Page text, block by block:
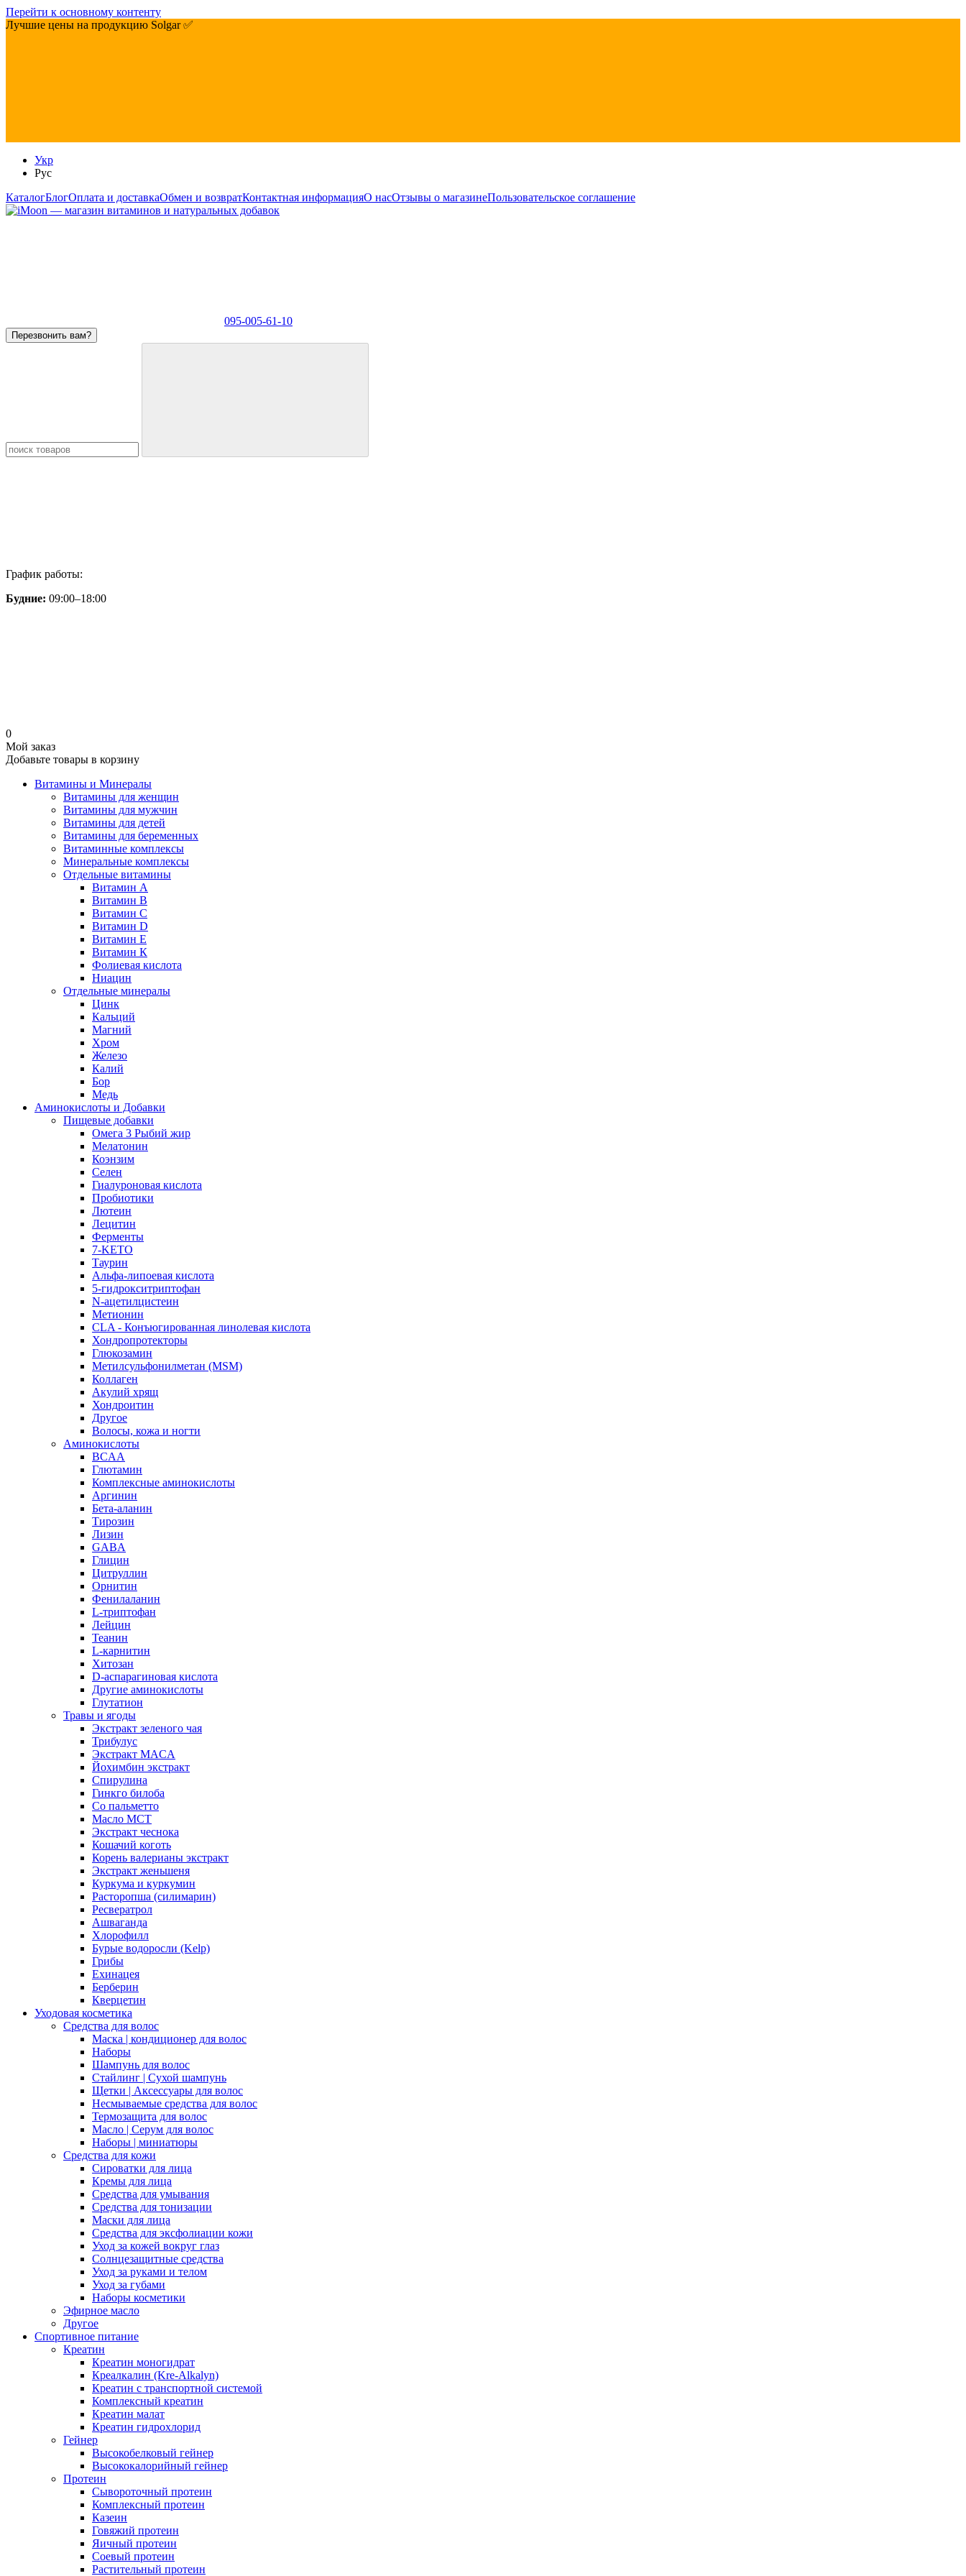
Перейти к основному контенту
Лучшие цены на продукцию Solgar ✅
Укр
Рус
КаталогБлогОплата и доставкаОбмен и возвратКонтактная информацияО насОтзывы о магазинеПользовательское соглашение
095-005-61-10
Перезвонить вам?
График работы:
Будние: 09:00–18:00
0
Мой заказ
Добавьте товары в корзину
Витамины и Минералы
Витамины для женщин
Витамины для мужчин
Витамины для детей
Витамины для беременных
Витаминные комплексы
Минеральные комплексы
Отдельные витамины
Витамин А
Витамин B
Витамин C
Витамин D
Витамин Е
Витамин К
Фолиевая кислота
Ниацин
Отдельные минералы
Цинк
Кальций
Магний
Хром
Железо
Калий
Бор
Медь
Аминокислоты и Добавки
Пищевые добавки
Омега 3 Рыбий жир
Мелатонин
Коэнзим
Селен
Гиалуроновая кислота
Пробиотики
Лютеин
Лецитин
Ферменты
7-KETO
Таурин
Альфа-липоевая кислота
5-гидрокситриптофан
N-ацетилцистеин
Метионин
CLA - Конъюгированная линолевая кислота
Хондропротекторы
Глюкозамин
Метилсульфонилметан (MSM)
Коллаген
Акулий хрящ
Хондроитин
Другое
Волосы, кожа и ногти
Аминокислоты
BCAA
Глютамин
Комплексные аминокислоты
Аргинин
Бета-аланин
Тирозин
Лизин
GABA
Глицин
Цитруллин
Орнитин
Фенилаланин
L-триптофан
Лейцин
Теанин
L-карнитин
Хитозан
D-аспарагиновая кислота
Другие аминокислоты
Глутатион
Травы и ягоды
Экстракт зеленого чая
Трибулус
Экстракт MACA
Йохимбин экстракт
Спирулина
Гинкго билоба
Cо пальметто
Масло MCT
Экстракт чеснока
Кошачий коготь
Корень валерианы экстракт
Экстракт женьшеня
Куркума и куркумин
Расторопша (силимарин)
Ресвератрол
Ашваганда
Хлорофилл
Бурые водоросли (Kelp)
Грибы
Ехинацея
Берберин
Кверцетин
Уходовая косметика
Средства для волос
Маска | кондиционер для волос
Наборы
Шампунь для волос
Стайлинг | Сухой шампунь
Щетки | Аксессуары для волос
Несмываемые средства для волос
Термозащита для волос
Масло | Серум для волос
Наборы | миниатюры
Средства для кожи
Сироватки для лица
Кремы для лица
Средства для умывания
Средства для тонизации
Маски для лица
Средства для эксфолиации кожи
Уход за кожей вокруг глаз
Солнцезащитные средства
Уход за руками и телом
Уход за губами
Наборы косметики
Эфирное масло
Другое
Спортивное питание
Креатин
Креатин моногидрат
Креалкалин (Kre-Alkalyn)
Креатин с транспортной системой
Комплексный креатин
Креатин малат
Креатин гидрохлорид
Гейнер
Высокобелковый гейнер
Высококалорийный гейнер
Протеин
Сывороточный протеин
Комплексный протеин
Казеин
Говяжий протеин
Яичный протеин
Соевый протеин
Растительный протеин